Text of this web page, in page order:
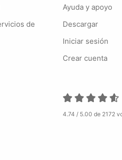
Ayuda y apoyo
Descargar
Iniciar sesión
Crear cuenta
4.74 / 5.00 de 2172